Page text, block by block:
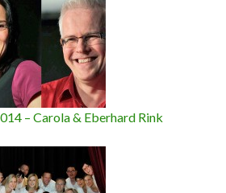
– Carola & Eberhard Rink